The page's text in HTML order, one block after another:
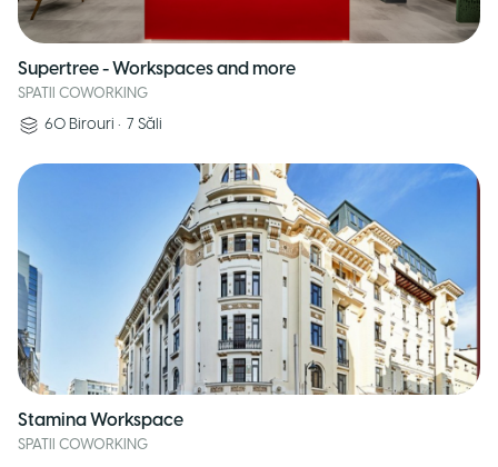
Supertree - Workspaces and more
SPATII COWORKING
60 Birouri • 7 Săli
Stamina Workspace
SPATII COWORKING